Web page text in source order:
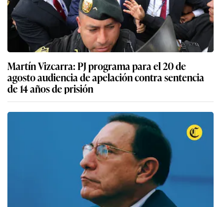
Martín Vizcarra: PJ programa para el 20 de
agosto audiencia de apelación contra sentencia
de 14 años de prisión